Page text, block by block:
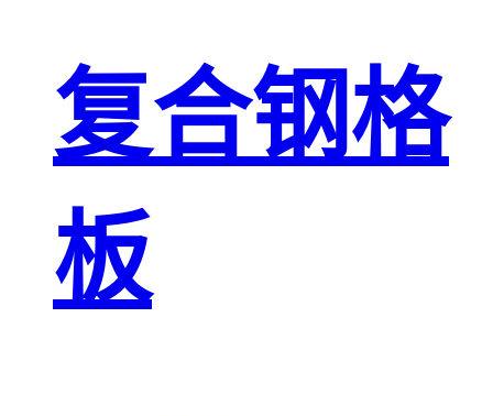
复合钢格
板